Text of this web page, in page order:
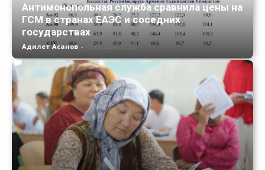
Антимонопольная служба сравнила цены на
ГСМ в странах ЕАЭС и соседних
государствах
Адилет Асанов - 05.08.2026 12:52